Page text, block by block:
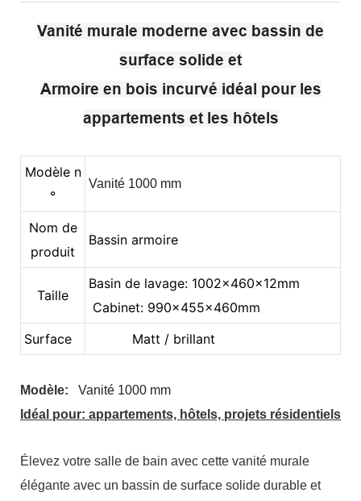
Vanité murale moderne avec bassin de
surface solide et
Armoire en bois incurvé idéal pour les
appartements et les hôtels
Modèle n
°
Vanité 1000 mm
Nom de
produit
Bassin armoire
Taille
Basin de lavage: 1002x460x12mm
Cabinet: 990x455x460mm
Surface
Matt / brillant
Modèle:
Vanité 1000 mm
Idéal pour: appartements, hôtels, projets résidentiels
Élevez votre salle de bain avec cette vanité murale
élégante avec un bassin de surface solide durable et